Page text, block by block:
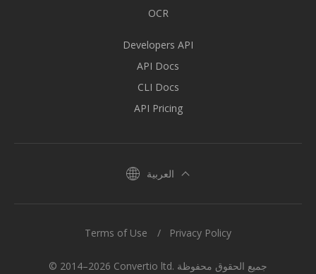
OCR
Developers API
API Docs
CLI Docs
API Pricing
العربية
© 2014–2026 Convertio ltd. جميع الحقوق محفوظة
Terms of Use Privacy Policy